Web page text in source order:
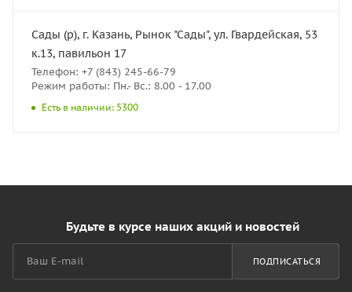
Сады (р), г. Казань, Рынок "Сады", ул. Гвардейская, 53
к.13, павильон 17
Телефон: +7 (843) 245-66-79
Режим работы: Пн.- Вс.: 8.00 - 17.00
Есть в наличии: 5300
Будьте в курсе наших акций и новостей
ПОДПИСАТЬСЯ